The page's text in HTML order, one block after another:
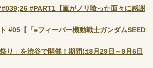
#PART1【嵐がノリ喰った面々に感謝
#05【「eフィーバー機動戦士ガンダムSEED
り」を渋谷で開催！期間は8月29日～9月6日